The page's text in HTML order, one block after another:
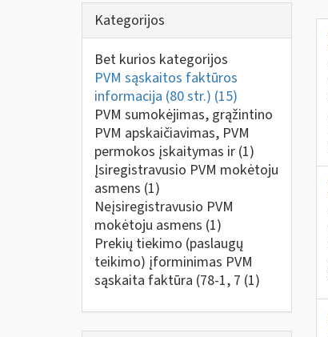
Kategorijos
Bet kurios kategorijos
PVM sąskaitos faktūros
informacija (80 str.) (15)
PVM sumokėjimas, grąžintino
PVM apskaičiavimas, PVM
permokos įskaitymas ir (1)
Įsiregistravusio PVM mokėtoju
asmens (1)
Neįsiregistravusio PVM
mokėtoju asmens (1)
Prekių tiekimo (paslaugų
teikimo) įforminimas PVM
sąskaita faktūra (78-1, 7 (1)